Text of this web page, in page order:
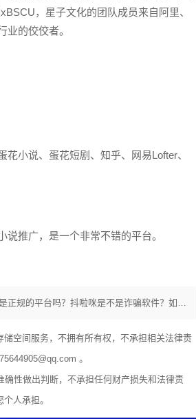
，星子文化的团队成员来自阿里、
的佼佼者。
小说、蛋花短剧、知乎、网易Lofter、
推广，是一个非常不错的平台。
下一篇：抖啦咪app是正规的平台吗？抖啦咪是不是诈骗软件？如何注册使用？
空间服务，不拥有所有权，不承担相关法律责
。
性做出判断，不承担任何财产损失和法律责
人承担。